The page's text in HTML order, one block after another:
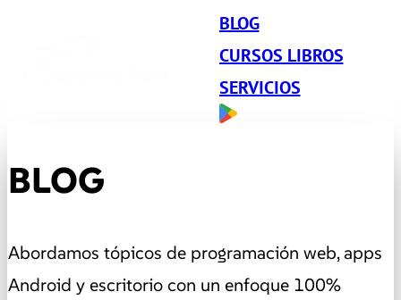
BLOG
CURSOS LIBROS
SERVICIOS
BLOG
Abordamos tópicos de programación web, apps
Android y escritorio con un enfoque 100%